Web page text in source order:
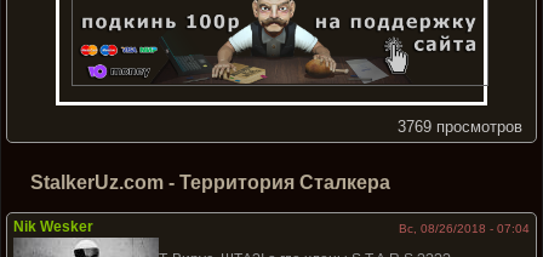
3769 просмотров
StalkerUz.com - Территория Сталкера
Nik Wesker Вс, 08/26/2018 - 07:04